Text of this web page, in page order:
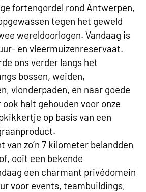
fortengordel rond Antwerpen,
tegen het geweld
wereldoorlogen. Vandaag is
en vleermuizenreservaat.
ons verder langs het
bossen, weiden,
vlonderpaden, en naar goede
halt gehouden voor onze
op basis van een
van zo’n 7 kilometer belandden
ooit een bekende
een charmant privédomein
voor events, teambuildings,